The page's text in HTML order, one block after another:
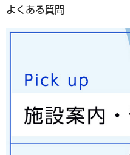
よくある質問